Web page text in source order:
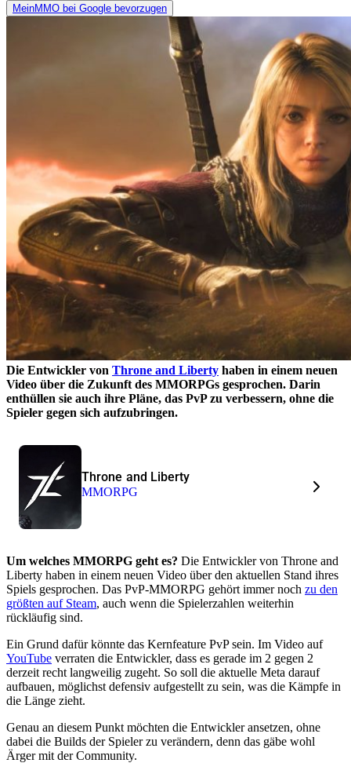
MeinMMO bei Google bevorzugen
Die Entwickler von Throne and Liberty haben in einem neuen
Video über die Zukunft des MMORPGs gesprochen. Darin
enthüllen sie auch ihre Pläne, das PvP zu verbessern, ohne die
Spieler gegen sich aufzubringen.
Throne and Liberty
MMORPG
Um welches MMORPG geht es? Die Entwickler von Throne and
Liberty haben in einem neuen Video über den aktuellen Stand ihres
Spiels gesprochen. Das PvP-MMORPG gehört immer noch zu den
größten auf Steam, auch wenn die Spielerzahlen weiterhin
rückläufig sind.
Ein Grund dafür könnte das Kernfeature PvP sein. Im Video auf
YouTube verraten die Entwickler, dass es gerade im 2 gegen 2
derzeit recht langweilig zugeht. So soll die aktuelle Meta darauf
aufbauen, möglichst defensiv aufgestellt zu sein, was die Kämpfe in
die Länge zieht.
Genau an diesem Punkt möchten die Entwickler ansetzen, ohne
dabei die Builds der Spieler zu verändern, denn das gäbe wohl
Ärger mit der Community.